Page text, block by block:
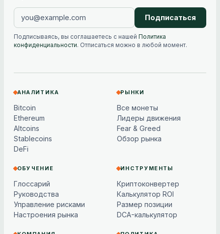
Подписаться
Подписываясь, вы соглашаетесь с нашей Политика
конфиденциальности. Отписаться можно в любой момент.
АНАЛИТИКА
Bitcoin
Ethereum
Altcoins
Stablecoins
DeFi
РЫНКИ
Все монеты
Лидеры движения
Fear & Greed
Обзор рынка
ОБУЧЕНИЕ
Глоссарий
Руководства
Управление рисками
Настроения рынка
ИНСТРУМЕНТЫ
Криптоконвертер
Калькулятор ROI
Размер позиции
DCA-калькулятор